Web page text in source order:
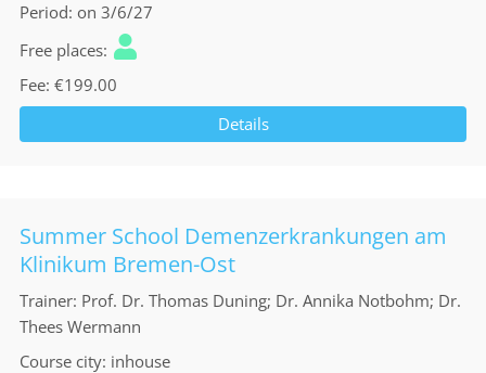
Period on 3/6/27
Free places
Fee €199.00
Details
Summer School Demenzerkrankungen am
Klinikum Bremen-Ost
Trainer Prof. Dr. Thomas Duning; Dr. Annika Notbohm; Dr.
Thees Wermann
Course city inhouse